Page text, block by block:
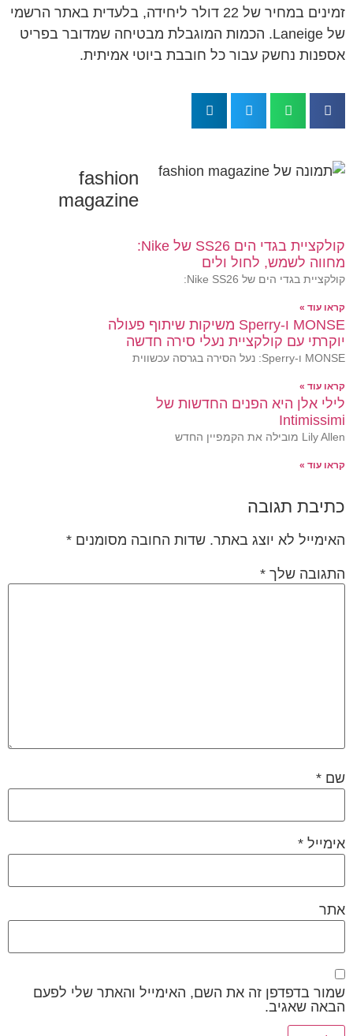
זמינים במחיר של 22 דולר ליחידה, בלעדית באתר הרשמי
של Laneige. הכמות המוגבלת מבטיחה שמדובר בפריט
אספנות נחשק עבור כל חובבת ביוטי אמיתית.
fashion
magazine
קולקציית בגדי הים SS26 של Nike:
מחווה לשמש, לחול ולים
קולקציית בגדי הים של Nike SS26:
קראו עוד »
MONSE ו-Sperry משיקות שיתוף פעולה
יוקרתי עם קולקציית נעלי סירה חדשה
MONSE ו-Sperry: נעל הסירה בגרסה עכשווית
קראו עוד »
לילי אלן היא הפנים החדשות של
Intimissimi
Lily Allen מובילה את הקמפיין החדש
קראו עוד »
כתיבת תגובה
האימייל לא יוצג באתר. שדות החובה מסומנים *
התגובה שלך *
שם *
אימייל *
אתר
שמור בדפדפן זה את השם, האימייל והאתר שלי לפעם
הבאה שאגיב.